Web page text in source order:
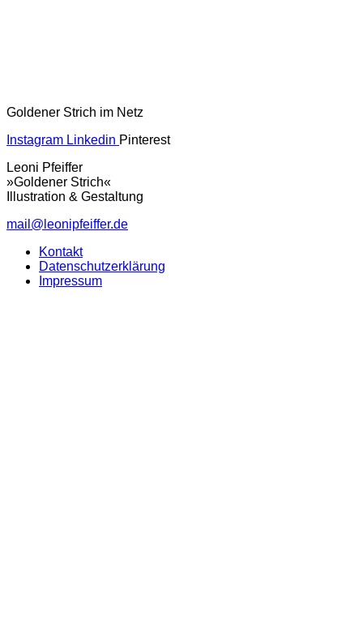
Goldener Strich im Netz
Instagram Linkedin Pinterest
Leoni Pfeiffer
»Goldener Strich«
Illustration & Gestaltung
mail@leonipfeiffer.de
Kontakt
Datenschutzerklärung
Impressum